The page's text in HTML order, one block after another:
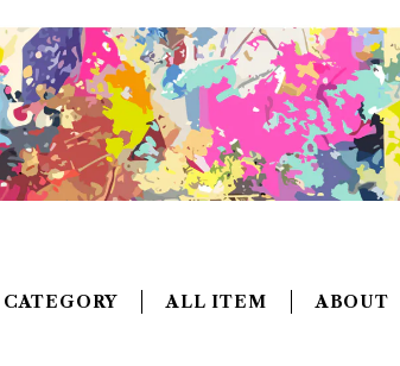
CATEGORY ALL ITEM ABOUT